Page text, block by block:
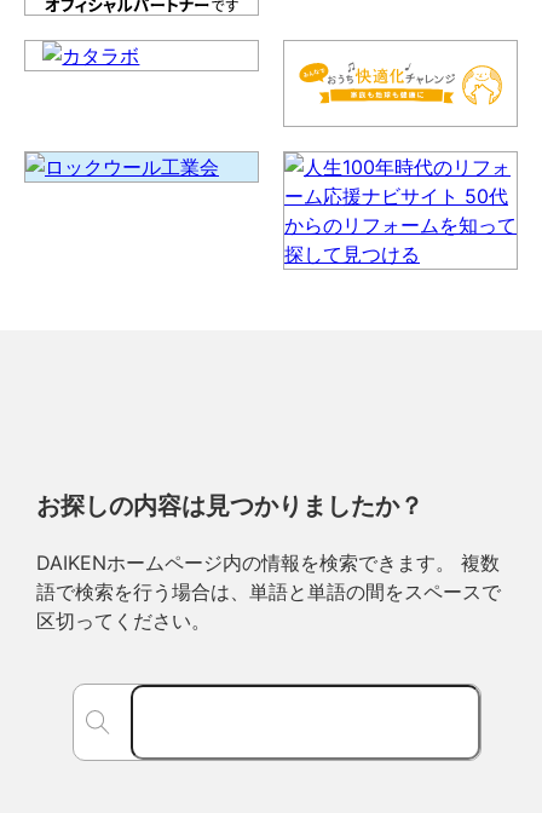
お探しの内容は見つかりましたか？
DAIKENホームページ内の情報を検索できます。 複数
語で検索を行う場合は、単語と単語の間をスペースで
区切ってください。